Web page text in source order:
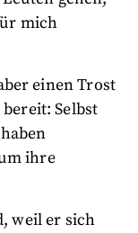
mich
einen Trost
Selbst
ihre
weil er sich